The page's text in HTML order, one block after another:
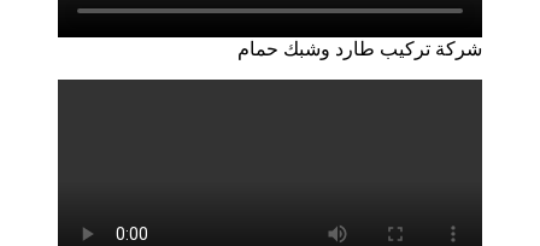
شركة تركيب طارد وشبك حمام